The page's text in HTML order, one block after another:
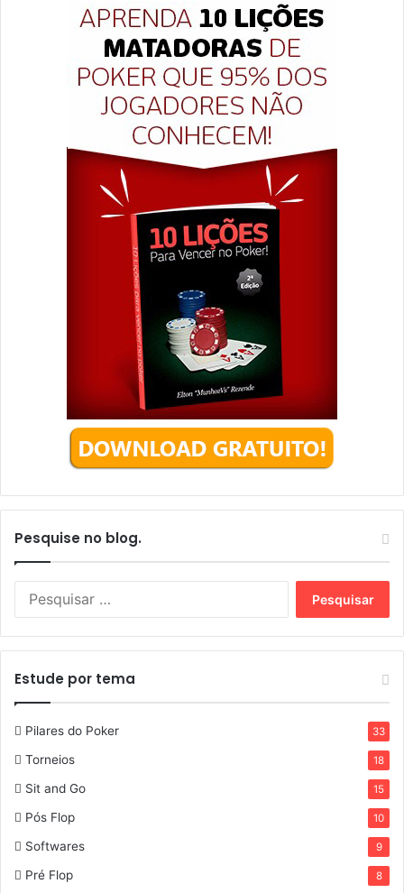
Pesquise no blog.
Estude por tema
Pilares do Poker 33
Torneios 18
Sit and Go 15
Pós Flop 10
Softwares 9
Pré Flop 8